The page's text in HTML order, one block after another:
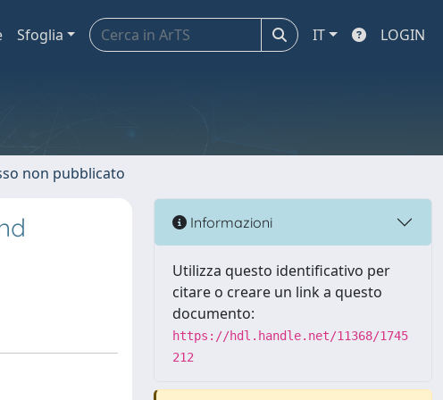
Sfoglia IT LOGIN
non pubblicato
Informazioni
Utilizza questo identificativo per
citare o creare un link a questo
documento:
https://hdl.handle.net/11368/1745
212